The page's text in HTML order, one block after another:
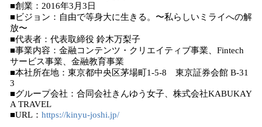
■創業：2016年3月3日
■ビジョン：自由で等身大に生きる。〜私らしいミライへの解
放〜
■代表者：代表取締役 鈴木万梨子
■事業内容：金融コンテンツ・クリエイティブ事業、Fintech
サービス事業、金融教育事業
■本社所在地：東京都中央区茅場町1-5-8 東京証券会館 B-31
3
■グループ会社：合同会社きんゆう女子、株式会社KABUKAY
A TRAVEL
■URL： https://kinyu-joshi.jp/